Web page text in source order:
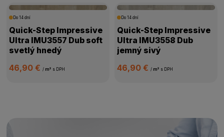
Do 14 dní
Quick-Step Impressive
Ultra IMU3557 Dub soft
svetlý hnedý
46,90 €/ m² s DPH
Do 14 dní
Quick-Step Impressive
Ultra IMU3558 Dub
jemný sivý
46,90 € / m² s DPH